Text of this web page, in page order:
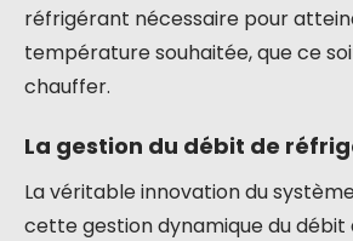
réfrigérant nécessaire pour
température souhaitée, que ce
chauffer.
La gestion du débit de
La véritable innovation du
cette gestion dynamique du débit